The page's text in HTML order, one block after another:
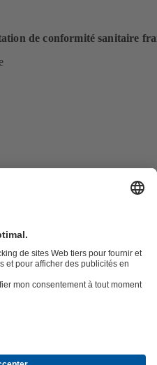
de conformité sanitaire